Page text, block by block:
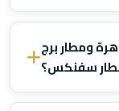
ونوع السيارة.
لك سعراً ثابتاً
ومطار برج
سفنكس؟
من وإلى مطار